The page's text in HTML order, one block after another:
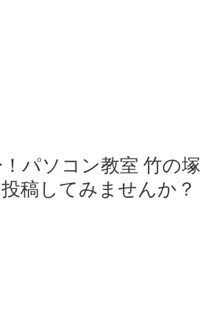
パソコン教室 竹の塚
稿してみませんか？